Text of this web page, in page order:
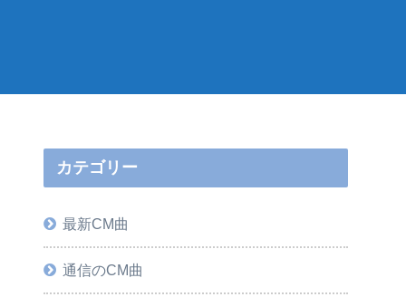
カテゴリー
最新CM曲
通信のCM曲